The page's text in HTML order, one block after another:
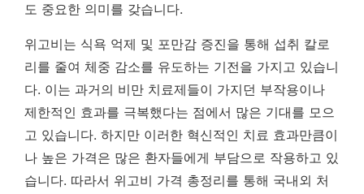
도 중요한 의미를 갖습니다.
위고비는 식욕 억제 및 포만감 증진을 통해 섭취 칼로
리를 줄여 체중 감소를 유도하는 기전을 가지고 있습니
다. 이는 과거의 비만 치료제들이 가지던 부작용이나
제한적인 효과를 극복했다는 점에서 많은 기대를 모으
고 있습니다. 하지만 이러한 혁신적인 치료 효과만큼이
나 높은 가격은 많은 환자들에게 부담으로 작용하고 있
습니다. 따라서 위고비 가격 총정리를 통해 국내외 처